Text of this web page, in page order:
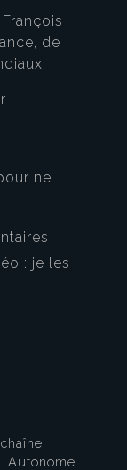
de
ne
: je les
Autonome